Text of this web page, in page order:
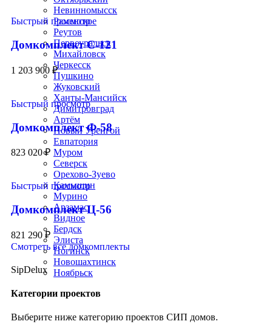
Невинномысск
Раменское
Реутов
Первоуральск
Михайловск
Черкесск
Пушкино
Жуковский
Ханты-Мансийск
Димитровград
Артём
Новый Уренгой
Евпатория
Муром
Северск
Орехово-Зуево
Камышин
Мурино
Арзамас
Видное
Бердск
Элиста
Ногинск
Новошахтинск
Ноябрьск
Быстрый просмотр
Домкомплект С-121
1 203 900 ₽
Быстрый просмотр
Домкомплект Ф-58
823 020₽
Быстрый просмотр
Домкомплект Ц-56
821 290₽
Смотреть все домкомплекты
SipDelux
Категории проектов
Выберите ниже категорию проектов СИП домов.